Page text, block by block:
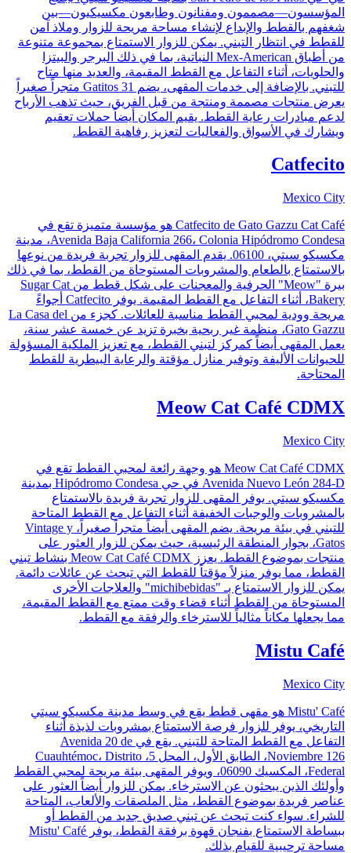
المؤسسون—مصممون ومفنانون وطابعون مكسيكيون—بين
شغفهم بالقطط والإبداع لإنشاء مساحة مريحة للزوار وملاذ آمن
للقطط في انتظار التبني. يمكن للزوار الاستمتاع بمجموعة متنوعة
من أطباق Mex-American النباتية، بما في ذلك البرجر والبيتزا
والحلويات، أثناء التفاعل مع القطط المقيمة، والعديد منها متاح
للتبني. بالإضافة إلى خدمات المقهى، يضم 31 Gatitos متجراً صغيراً
يعرض منتجات مصممة ومنتجة من قبل الفريق، حيث تذهب الأرباح
لدعم مبادرات رعاية القطط. يقيم المكان أيضاً حملات تعقيم
ويشارك في الأسواق والفعاليات لتعزيز رفاهية القطط.
Catfecito
Mexico City
Catfecito de Gato Gazzu Cat Café هو مؤسسة متميزة تقع في
Avenida Baja California 266، Colonia Hipódromo Condesa، مدينة
مكسيكو سيتي، 06100. يقدم المقهى للزوار تجربة فريدة من نوعها
بالاستمتاع بالطعام والمشروبات المستوحاة من القطط، بما في ذلك
بيرة "Meow" الحرفية والمعجنات على شكل قطط من Sugar Cat
Bakery، أثناء التفاعل مع القطط المقيمة. يوفر Catfecito أجواءً
مريحة وودية لمحبي القطط مناسبة للعائلات. كجزء من La Casa del
Gato Gazzu، منظمة غير ربحية بخبرة تزيد عن خمسة عشر سنة،
يعمل المقهى أيضاً كمركز لتبني القطط، مع تعزيز الملكية المسؤولة
للحيوانات الأليفة وتوفير منازل مؤقتة والرعاية البيطرية للقطط
المحتاجة.
Meow Cat Café CDMX
Mexico City
Meow Cat Café CDMX هو وجهة رائعة لمحبي القطط تقع في
Avenida Nuevo León 284-D في حي Hipódromo Condesa بمدينة
مكسيكو سيتي. يوفر المقهى للزوار تجربة فريدة بالاستمتاع
بالمشروبات والوجبات الخفيفة أثناء التفاعل مع القطط المتاحة
للتبني في بيئة مريحة. يضم المقهى أيضاً متجراً صغيراً، Vintage y
Gatos، بجوار المنطقة الرئيسية، حيث يمكن للزوار العثور على
منتجات بموضوع القطط. يعزز Meow Cat Café CDMX بنشاط تبني
القطط، مما يوفر منزلاً مؤقتاً للقطط التي تبحث عن عائلات دائمة.
يمكن للزوار الاستمتاع بـ "michibebidas" والعلاجات الأخرى
المستوحاة من القطط أثناء قضاء وقت ممتع مع القطط المقيمة،
مما يجعلها مكاناً مثالياً للاسترخاء والرفقة مع القطط.
Mistu Café
Mexico City
Mistu' Café هو مقهى قطط يقع في وسط مدينة مكسيكو سيتي
التاريخي، يوفر للزوار فرصة الاستمتاع بمشروبات لذيذة أثناء
التفاعل مع القطط المتاحة للتبني. يقع في Avenida 20 de
Noviembre 126، الطابق الأول، المحل 5، Cuauhtémoc، Distrito
Federal، المكسيك 06090، ويوفر المقهى بيئة مريحة لمحبي القطط
وأولئك الذين يبحثون عن الاسترخاء. يمكن للزوار أيضاً العثور على
عناصر فريدة بموضوع القطط، مثل الملصقات والألعاب، المتاحة
للشراء. سواء كنت تبحث عن تبني صديق جديد من القطط أو
ببساطة الاستمتاع بفنجان قهوة برفقة القطط، يوفر Mistu' Café
مساحة ترحيبية للقيام بذلك.